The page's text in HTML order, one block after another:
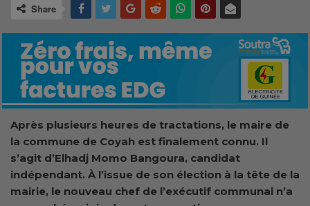
Share
Après plusieurs heures de tractations, le maire de
la commune de Coyah est finalement connu. Il
s’agit d’Elhadj Momo Bangoura, candidat
indépendant. À l’issue de son élection à la tête de la
mairie, le nouveau chef de l’exécutif communal n’a